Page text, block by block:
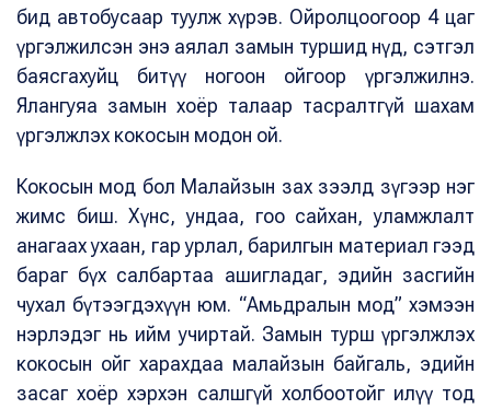
бид автобусаар туулж хүрэв. Ойролцоогоор 4 цаг
үргэлжилсэн энэ аялал замын туршид нүд, сэтгэл
баясгахуйц битүү ногоон ойгоор үргэлжилнэ.
Ялангуяа замын хоёр талаар тасралтгүй шахам
үргэлжлэх кокосын модон ой.
Кокосын мод бол Малайзын зах зээлд зүгээр нэг
жимс биш. Хүнс, ундаа, гоо сайхан, уламжлалт
анагаах ухаан, гар урлал, барилгын материал гээд
бараг бүх салбартаа ашигладаг, эдийн засгийн
чухал бүтээгдэхүүн юм. “Амьдралын мод” хэмээн
нэрлэдэг нь ийм учиртай. Замын турш үргэлжлэх
кокосын ойг харахдаа малайзын байгаль, эдийн
засаг хоёр хэрхэн салшгүй холбоотойг илүү тод